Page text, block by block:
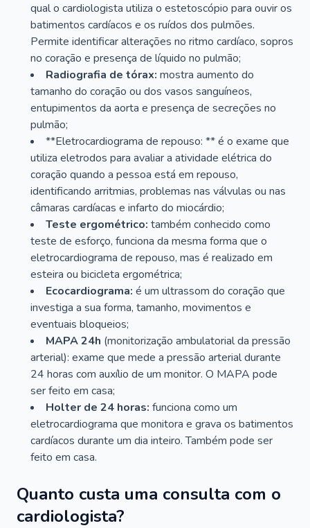
qual o cardiologista utiliza o estetoscópio para ouvir os
batimentos cardíacos e os ruídos dos pulmões.
Permite identificar alterações no ritmo cardíaco, sopros
no coração e presença de líquido no pulmão;
Radiografia de tórax: mostra aumento do
tamanho do coração ou dos vasos sanguíneos,
entupimentos da aorta e presença de secreções no
pulmão;
**Eletrocardiograma de repouso: ** é o exame que
utiliza eletrodos para avaliar a atividade elétrica do
coração quando a pessoa está em repouso,
identificando arritmias, problemas nas válvulas ou nas
câmaras cardíacas e infarto do miocárdio;
Teste ergométrico: também conhecido como
teste de esforço, funciona da mesma forma que o
eletrocardiograma de repouso, mas é realizado em
esteira ou bicicleta ergométrica;
Ecocardiograma: é um ultrassom do coração que
investiga a sua forma, tamanho, movimentos e
eventuais bloqueios;
MAPA 24h (monitorização ambulatorial da pressão
arterial): exame que mede a pressão arterial durante
24 horas com auxílio de um monitor. O MAPA pode
ser feito em casa;
Holter de 24 horas: funciona como um
eletrocardiograma que monitora e grava os batimentos
cardíacos durante um dia inteiro. Também pode ser
feito em casa.
Quanto custa uma consulta com o
cardiologista?